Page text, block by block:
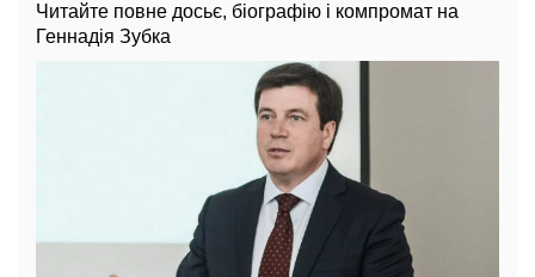
Читайте повне досьє, біографію і компромат на
Геннадія Зубка